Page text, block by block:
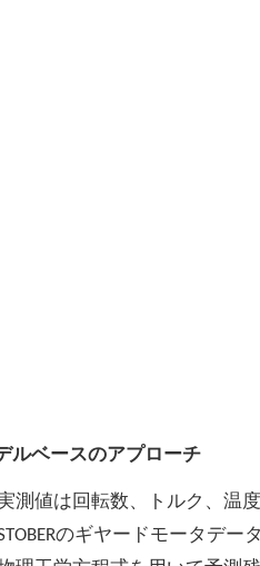
ルベースのアプローチ
測値は回転数、トルク、温度
のギヤードモータデー